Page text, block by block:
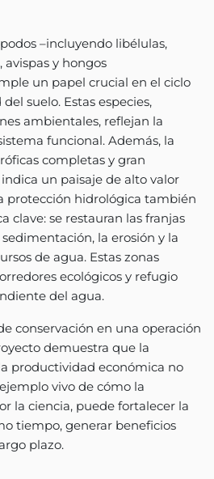
–incluyendo libélulas,
avispas y hongos
un papel crucial en el ciclo
suelo. Estas especies,
ambientales, reflejan la
funcional. Además, la
completas y gran
un paisaje de alto valor
protección hidrológica también
clave: se restauran las franjas
la erosión y la
de agua. Estas zonas
ecológicos y refugio
del agua.
conservación en una operación
demuestra que la
productividad económica no
vivo de cómo la
la ciencia, puede fortalecer la
tiempo, generar beneficios
plazo.